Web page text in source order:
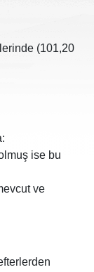
(101,20
ise bu
ve